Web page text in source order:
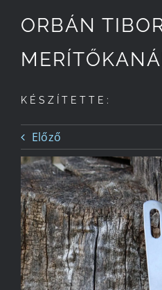
Pályázatok
Történetünk
Kapcsolat
ORBÁN
KÉSZÍTETTE:
Előző